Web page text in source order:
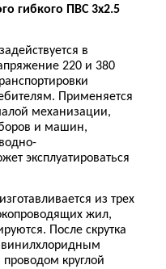
гибкого ПВС 3х2.5
в
220 и 380
Применяется
механизации,
и машин,
эксплуатироваться
из трех
жил,
После скрутка
круглой